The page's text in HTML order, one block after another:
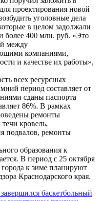
проектирования новой
уголовные дела
в целом задолжали
более 400 млн. руб. «Это
между
компаниями,
и качестве их работы»,
всех ресурсных
период составляет от
сданы паспорта
86%. В рамках
ремонты
кровель,
подвалов, ремонты
образования к
В период с 25 октября
к зиме планируют
Краснодарского края.
баскетбольный